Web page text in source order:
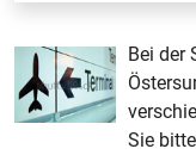
Bei der
Sie